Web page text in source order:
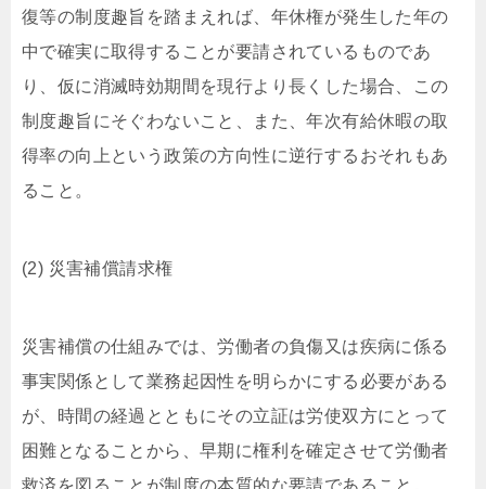
復等の制度趣旨を踏まえれば、年休権が発生した年の
中で確実に取得することが要請されているものであ
り、仮に消滅時効期間を現行より長くした場合、この
制度趣旨にそぐわないこと、また、年次有給休暇の取
得率の向上という政策の方向性に逆行するおそれもあ
ること。
(2) 災害補償請求権
災害補償の仕組みでは、労働者の負傷又は疾病に係る
事実関係として業務起因性を明らかにする必要がある
が、時間の経過とともにその立証は労使双方にとって
困難となることから、早期に権利を確定させて労働者